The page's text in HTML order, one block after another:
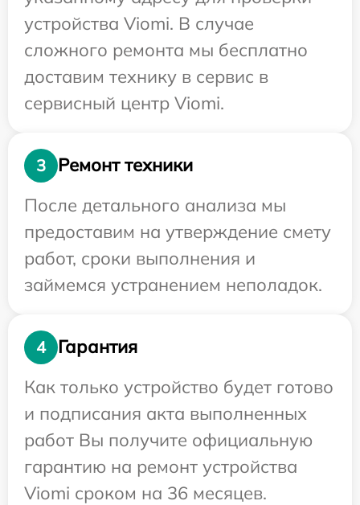
устройства Viomi. В случае
сложного ремонта мы бесплатно
доставим технику в сервис в
сервисный центр Viomi.
3
Ремонт техники
После детального анализа мы
предоставим на утверждение смету
работ, сроки выполнения и
займемся устранением неполадок.
4
Гарантия
Как только устройство будет готово
и подписания акта выполненных
работ Вы получите официальную
гарантию на ремонт устройства
Viomi сроком на 36 месяцев.